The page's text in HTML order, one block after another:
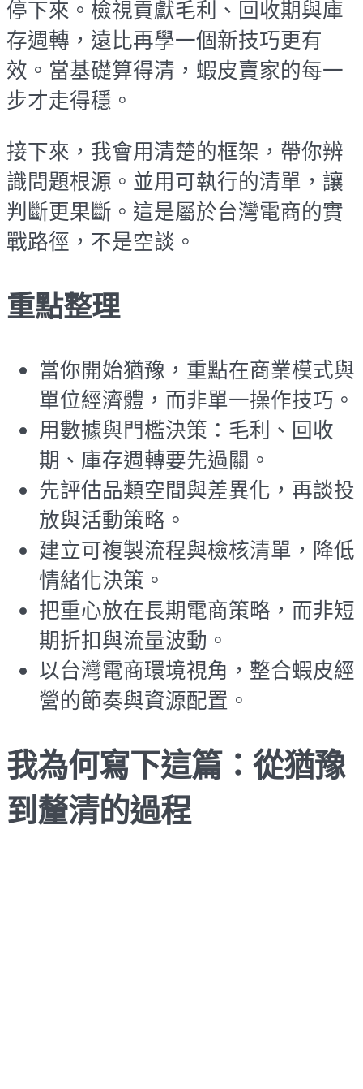
停下來。檢視貢獻毛利、回收期與庫
存週轉，遠比再學一個新技巧更有
效。當基礎算得清，蝦皮賣家的每一
步才走得穩。
接下來，我會用清楚的框架，帶你辨
識問題根源。並用可執行的清單，讓
判斷更果斷。這是屬於台灣電商的實
戰路徑，不是空談。
重點整理
當你開始猶豫，重點在商業模式與
單位經濟體，而非單一操作技巧。
用數據與門檻決策：毛利、回收
期、庫存週轉要先過關。
先評估品類空間與差異化，再談投
放與活動策略。
建立可複製流程與檢核清單，降低
情緒化決策。
把重心放在長期電商策略，而非短
期折扣與流量波動。
以台灣電商環境視角，整合蝦皮經
營的節奏與資源配置。
我為何寫下這篇：從猶豫
到釐清的過程